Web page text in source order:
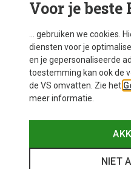
Voor je beste
... gebruiken we cookies.
diensten voor je
en je gepersonaliseerde
toestemming kan ook de
de VS omvatten. Zie het
meer informatie.
NIET